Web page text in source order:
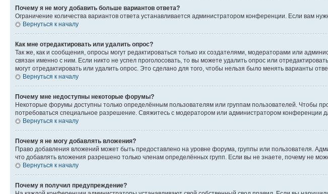
Почему я не могу добавить больше вариантов ответа?
Ограничение количества вариантов ответа устанавливается администратором конференции. Если вам
Вернуться к началу
Как мне отредактировать или удалить опрос?
Так же, как и сообщения, опросы могут редактироваться только их создателями, модераторами или
связан именно с ним. Если никто не успел проголосовать, то вы можете удалить опрос или
могут отредактировать или удалить опрос. Это сделано для того, чтобы нельзя было менять варианты
Вернуться к началу
Почему мне недоступны некоторые форумы?
Некоторые форумы доступны только определённым пользователям или группам пользователей. Чтобы
потребоваться специальное разрешение. Свяжитесь с модератором или администратором конференции
Вернуться к началу
Почему я не могу добавлять вложения?
Право добавления вложений может быть предоставлено на уровне форума, группы или пользователя.
что добавлять вложения разрешено только членам определённых групп. Если вы не знаете, почему не
Вернуться к началу
Почему я получил предупреждение?